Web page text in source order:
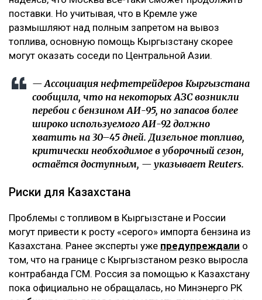
поставки. Но учитывая, что в Кремле уже
размышляют над полным запретом на вывоз
топлива, основную помощь Кыргызстану скорее
могут оказать соседи по Центральной Азии.
— Ассоциация нефтетрейдеров Кыргызстана
сообщила, что на некоторых АЗС возникли
перебои с бензином АИ-95, но запасов более
широко используемого АИ-92 должно
хватить на 30–45 дней. Дизельное топливо,
критически необходимое в уборочный сезон,
остаётся доступным, — указывает Reuters.
Риски для Казахстана
Проблемы с топливом в Кыргызстане и России
могут привести к росту «серого» импорта бензина из
Казахстана. Ранее эксперты уже предупреждали о
том, что на границе с Кыргызстаном резко выросла
контрабанда ГСМ. Россия за помощью к Казахстану
пока официально не обращалась, но Минэнерго РК